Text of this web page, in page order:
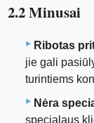
2.2 Minusai
Ribotas
jie gali
turintiems
Nėra
specialaus